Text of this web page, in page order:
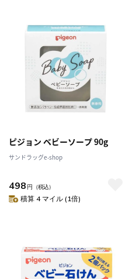
ピジョン ベビーソープ 90g
サンドラッグe-shop
498 円 （税込）
積算 4 マイル (1倍)